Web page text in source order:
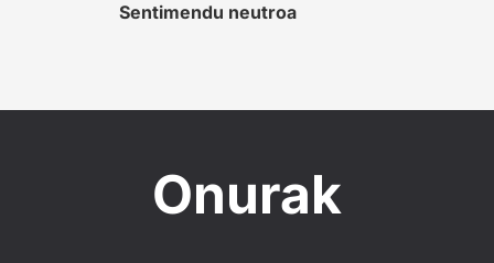
Sentimendu neutroa
Onurak